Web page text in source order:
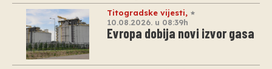
Titogradske vijesti,
10.08.2026. u 08:39h
Evropa dobija novi izvor gasa